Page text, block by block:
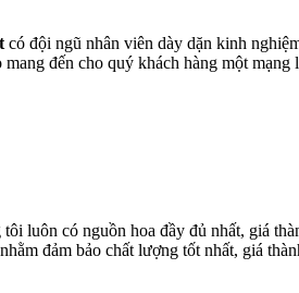
có đội ngũ nhân viên dày dặn kinh
đến cho quý khách hàng một
luôn có nguồn hoa đầy đủ nhất, giá
đảm bảo chất lượng tốt nhất, giá